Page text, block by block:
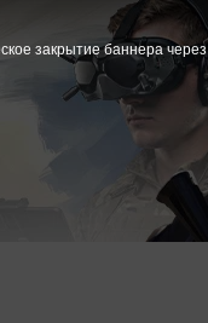
закрытие баннера через